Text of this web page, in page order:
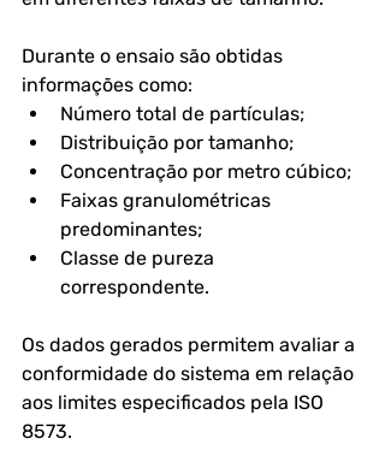
Durante o ensaio são obtidas
informações como:
Número total de partículas;
Distribuição por tamanho;
Concentração por metro cúbico;
Faixas granulométricas
predominantes;
Classe de pureza
correspondente.
Os dados gerados permitem avaliar a
conformidade do sistema em relação
aos limites especificados pela ISO
8573.